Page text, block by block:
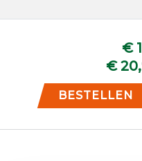
€
€
BESTELLEN